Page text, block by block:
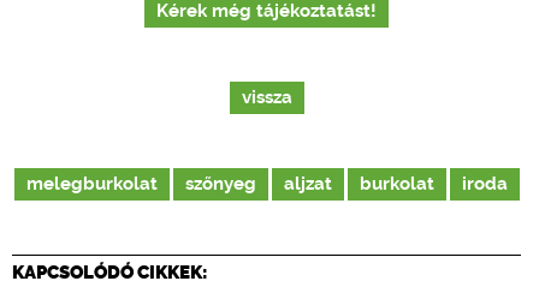
Kérek még tájékoztatást!
vissza
melegburkolat szőnyeg aljzat burkolat iroda
KAPCSOLÓDÓ CIKKEK: